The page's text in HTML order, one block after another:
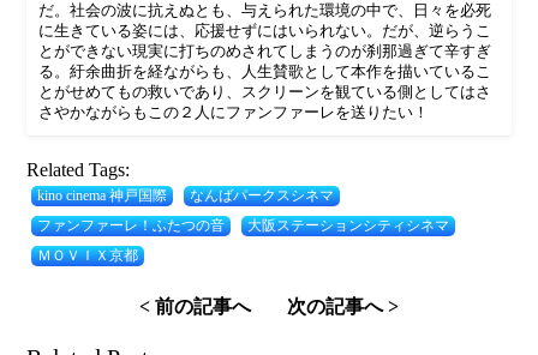
だ。社会の波に抗えぬとも、与えられた環境の中で、日々を必死
に生きている姿には、応援せずにはいられない。だが、逆らうこ
とができない現実に打ちのめされてしまうのが刹那過ぎて辛すぎ
る。紆余曲折を経ながらも、人生賛歌として本作を描いているこ
とがせめてもの救いであり、スクリーンを観ている側としてはさ
さやかながらもこの２人にファンファーレを送りたい！
Related Tags:
kino cinema 神戸国際
なんばパークスシネマ
ファンファーレ！ふたつの音
大阪ステーションシティシネマ
ＭＯＶＩＸ京都
< 前の記事へ 次の記事へ >